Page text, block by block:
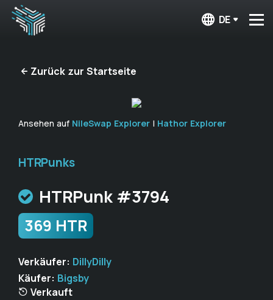
DE
Zurück zur Startseite
Ansehen auf NileSwap Explorer | Hathor Explorer
HTRPunks
HTRPunk #3794
369 HTR
Verkäufer: DillyDilly
Käufer: Bigsby
Verkauft